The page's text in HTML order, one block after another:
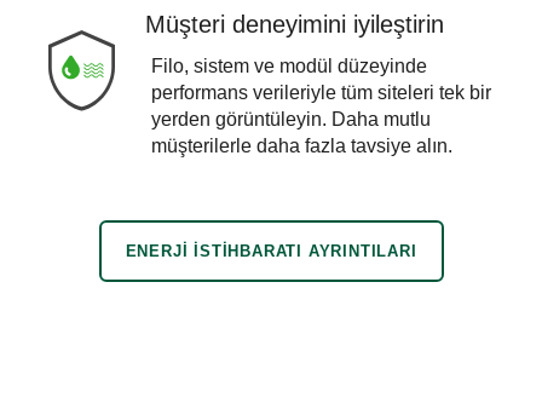
Müşteri deneyimini iyileştirin
Filo, sistem ve modül düzeyinde
performans verileriyle tüm siteleri tek bir
yerden görüntüleyin. Daha mutlu
müşterilerle daha fazla tavsiye alın.
ENERJI ISTIHBARATI AYRINTILARI